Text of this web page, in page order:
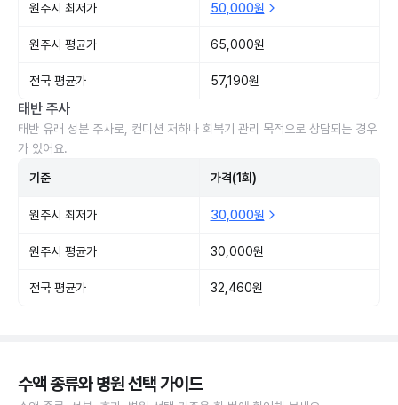
원주시 최저가 50,000원
원주시 평균가 65,000원
전국 평균가 57,190원
태반 주사
태반 유래 성분 주사로, 컨디션 저하나 회복기 관리 목적으로 상담되는 경우
가 있어요.
기준 가격(1회)
원주시 최저가 30,000원
원주시 평균가 30,000원
전국 평균가 32,460원
수액 종류와 병원 선택 가이드